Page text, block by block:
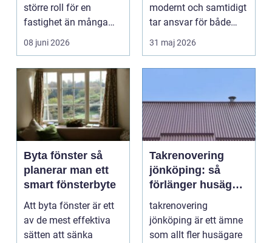
större roll för en
fastighet än många
tänker på. Rätt
utformad...
08 juni 2026
modernt och samtidigt
tar ansvar för både
människa och miljö
behö...
31 maj 2026
Byta fönster så
planerar man ett
smart fönsterbyte
Att byta fönster är ett
av de mest effektiva
sätten att sänka
Takrenovering
jönköping: så
förlänger husägare
livslängden på
sina tak
takrenovering
jönköping är ett ämne
som allt fler husägare